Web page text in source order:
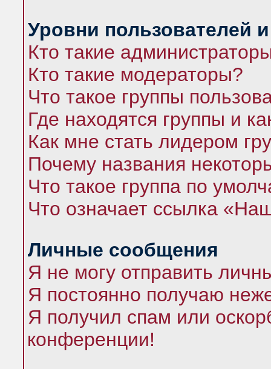
Уровни пользователей
Кто такие
Кто такие модераторы?
Что такое группы
Где находятся группы и
Как мне стать лидером
Почему названия
Что такое группа по
Что означает ссылка
Личные сообщения
Я не могу отправить
Я постоянно получаю
Я получил спам или
конференции!